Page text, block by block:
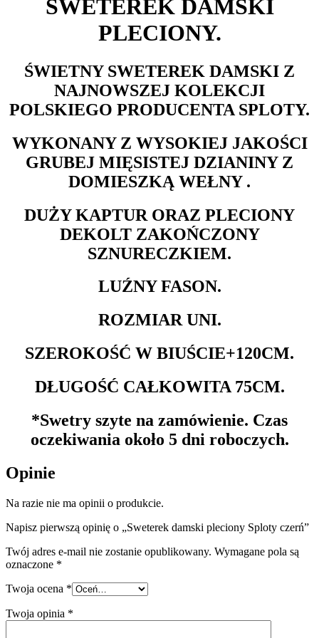
SWETEREK DAMSKI
PLECIONY.
ŚWIETNY SWETEREK DAMSKI Z
NAJNOWSZEJ KOLEKCJI
POLSKIEGO PRODUCENTA SPLOTY.
WYKONANY Z WYSOKIEJ JAKOŚCI
GRUBEJ MIĘSISTEJ DZIANINY Z
DOMIESZKĄ WEŁNY .
DUŻY KAPTUR ORAZ PLECIONY
DEKOLT ZAKOŃCZONY
SZNURECZKIEM.
LUŹNY FASON.
ROZMIAR UNI.
SZEROKOŚĆ W BIUŚCIE+120CM.
DŁUGOŚĆ CAŁKOWITA 75CM.
*Swetry szyte na zamówienie. Czas
oczekiwania około 5 dni roboczych.
Opinie
Na razie nie ma opinii o produkcie.
Napisz pierwszą opinię o „Sweterek damski pleciony Sploty czerń”
Twój adres e-mail nie zostanie opublikowany. Wymagane pola są
oznaczone *
Twoja ocena *
Twoja opinia *